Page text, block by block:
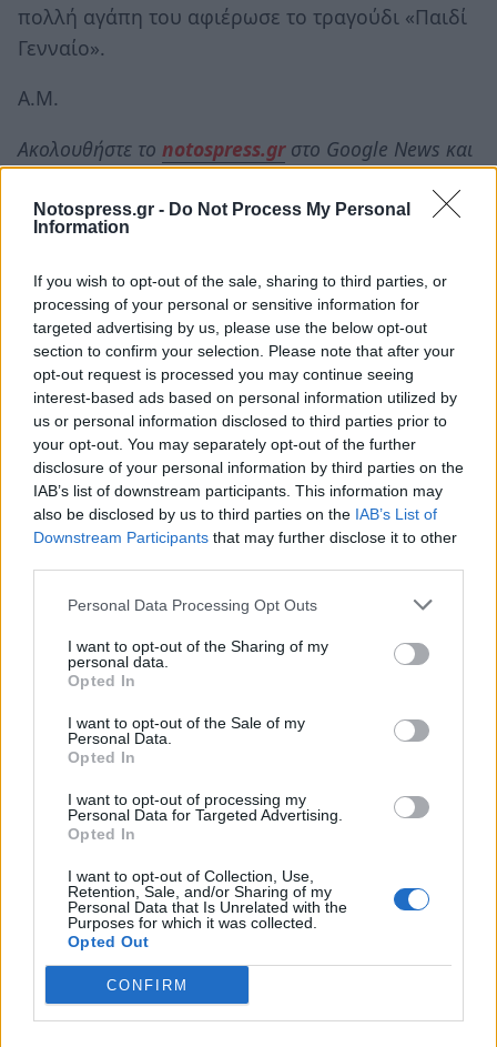
Notospress.gr - Do Not Process My Personal
Information
If you wish to opt-out of the sale, sharing to third parties, or
processing of your personal or sensitive information for
targeted advertising by us, please use the below opt-out
section to confirm your selection. Please note that after your
opt-out request is processed you may continue seeing
interest-based ads based on personal information utilized by
us or personal information disclosed to third parties prior to
your opt-out. You may separately opt-out of the further
disclosure of your personal information by third parties on the
IAB’s list of downstream participants. This information may
also be disclosed by us to third parties on the IAB’s List of
Downstream Participants that may further disclose it to other
Personal Data Processing Opt Outs
I want to opt-out of the Sharing of my
personal data.
Opted In
I want to opt-out of the Sale of my
Personal Data.
Opted In
I want to opt-out of processing my
Personal Data for Targeted Advertising.
Opted In
I want to opt-out of Collection, Use,
Retention, Sale, and/or Sharing of my
Personal Data that Is Unrelated with the
Purposes for which it was collected.
Opted Out
CONFIRM
πολλή αγάπη του αφιέρωσε το τραγούδι «Παιδί
Γενναίο».
Α.Μ.
Ακολουθήστε το notospress.grστο Google News και
ΠΑΤΡΑ
ΣΥΝΑΥΛΙΑ